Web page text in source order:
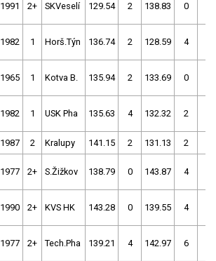
1991 2+ SKVeselí 129.54 2 138.83 0
1982 1 Horš.Týn 136.74 2 128.59 4
1965 1 Kotva B. 135.94 2 133.69 0
1982 1 USK Pha 135.63 4 132.32 2
1987 2 Kralupy 141.15 2 131.13 2
1977 2+ S.Žižkov 138.79 0 143.87 4
1990 2+ KVS HK 143.28 0 139.55 4
1977 2+ Tech.Pha 139.21 4 142.97 6